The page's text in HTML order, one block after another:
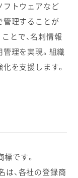
フトウェアなど
管理することが
ことで、名刺情報
理を実現。組織
を支援します。
です。
は、各社の登録商